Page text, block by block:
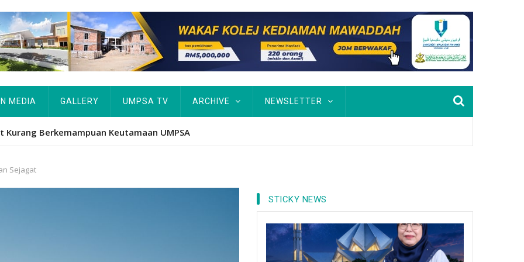
IN MEDIA GALLERY UMPSA TV ARCHIVE NEWSLETTER
Kurang Berkemampuan Keutamaan UMPSA
Sejagat
STICKY NEWS